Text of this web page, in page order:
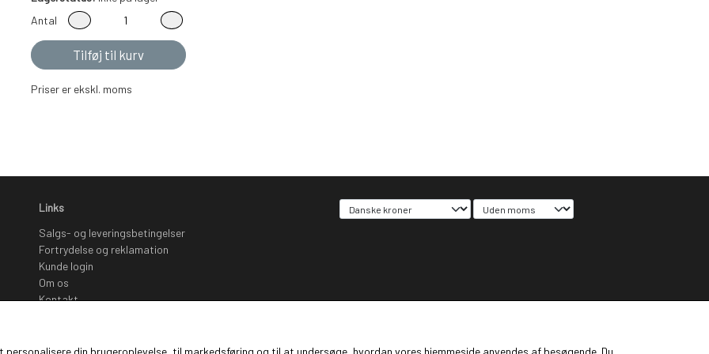
Antal
Tilføj til kurv
Priser er ekskl. moms
Links
Salgs- og leveringsbetingelser
Fortrydelse og reklamation
Kunde login
Om os
Kontakt
din brugeroplevelse, til markedsføring og til at undersøge, hvordan vores hjemmeside anvendes af besøgende. Du